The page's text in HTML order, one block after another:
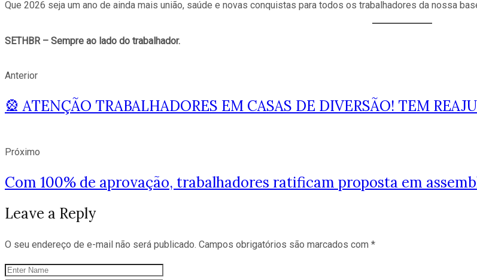
Que 2026 seja um ano de ainda mais união, saúde e novas conquistas para todos os trabalhadores da nossa
SETHBR – Sempre ao lado do trabalhador.
Anterior
🎡 ATENÇÃO TRABALHADORES EM CASAS DE DIVERSÃO! TEM
Próximo
Com 100% de aprovação, trabalhadores ratificam proposta em
Leave a Reply
O seu endereço de e-mail não será publicado. Campos obrigatórios são marcados com *